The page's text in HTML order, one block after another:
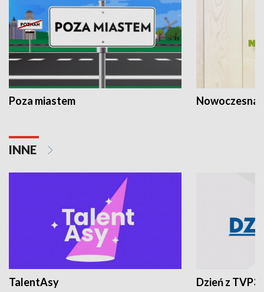
Poza miastem Nowoczesna
INNE
TalentAsy Dzień z TVP3